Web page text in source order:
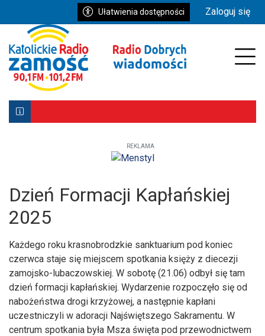
Przejdź do głównych treści
Przejdź do wyszukiwarki
Przejdź do głównego menuUłatwienia dostępności Zaloguj się
Biłgoraj z Patronką. Wyjątkowe uroczystości już 9–10
Powstała aplikacja mobilna Diecezji Zamojsko-
Mniej wiernych w kościołach, ale większe
REKLAMA
Dzień Formacji Kapłańskiej
2025
Każdego roku krasnobrodzkie sanktuarium pod koniec
czerwca staje się miejscem spotkania księży z diecezji
zamojsko-lubaczowskiej. W sobotę (21.06) odbył się tam
dzień formacji kapłańskiej. Wydarzenie rozpoczęło się od
nabożeństwa drogi krzyżowej, a następnie kapłani
uczestniczyli w adoracji Najświętszego Sakramentu. W
centrum spotkania była Msza święta pod przewodnictwem